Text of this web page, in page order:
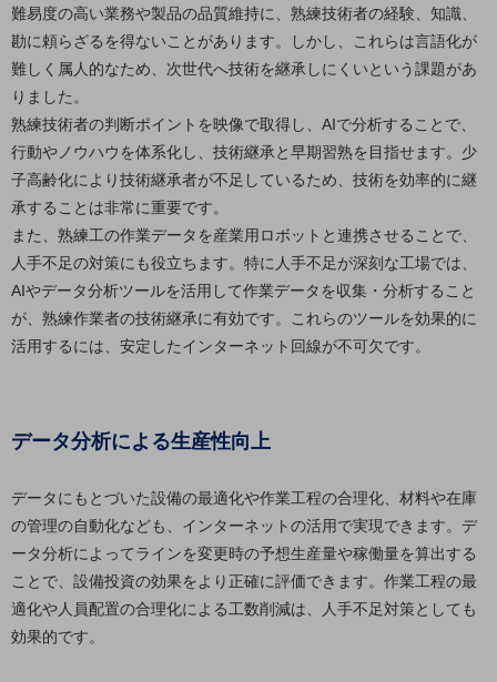
教育
製造・建設業
キーワードで探す
モバイルTOP
法人向けスマホ・携帯に関する、
おすすめの機種、料金やサービスをご紹介
製品
製品TOP
ビジネス向けスマートフォン
ドコモケータイ
5G対応ホームルーター
通信モジュール製品
衛星携帯電話
IOT完了済みメーカーブランド製品
料金
難易度の高い業務や製品の品質維持に、熟練技術者の経験、知識、
勘に頼らざるを得ないことがあります。しかし、これらは言語化が
難しく属人的なため、次世代へ技術を継承しにくいという課題があ
りました。
熟練技術者の判断ポイントを映像で取得し、AIで分析することで、
行動やノウハウを体系化し、技術継承と早期習熟を目指せます。少
子高齢化により技術継承者が不足しているため、技術を効率的に継
承することは非常に重要です。
また、熟練工の作業データを産業用ロボットと連携させることで、
人手不足の対策にも役立ちます。特に人手不足が深刻な工場では、
AIやデータ分析ツールを活用して作業データを収集・分析すること
が、熟練作業者の技術継承に有効です。これらのツールを効果的に
活用するには、安定したインターネット回線が不可欠です。
データ分析による生産性向上
データにもとづいた設備の最適化や作業工程の合理化、材料や在庫
の管理の自動化なども、インターネットの活用で実現できます。デ
ータ分析によってラインを変更時の予想生産量や稼働量を算出する
ことで、設備投資の効果をより正確に評価できます。作業工程の最
適化や人員配置の合理化による工数削減は、人手不足対策としても
効果的です。